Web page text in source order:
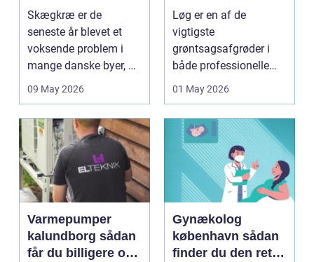
gæster?
Skægkræ er de
seneste år blevet et
voksende problem i
mange danske byer, og
Holbæk er ingen
undtagel...
09 May 2026
Løg er en af de
vigtigste
grøntsagsafgrøder i
både professionelle
køkkenhaver og større
landbrugspro...
01 May 2026
Varmepumper
kalundborg sådan
får du billigere og
Gynækolog
københavn sådan
finder du den rette